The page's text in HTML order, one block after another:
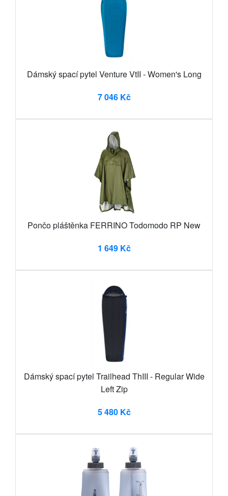
Dámský spací pytel Venture VtII - Women's Long
7 046 Kč
Pončo pláštěnka FERRINO Todomodo RP New
1 649 Kč
Dámský spací pytel Trailhead ThIII - Regular Wide
Left Zip
5 480 Kč